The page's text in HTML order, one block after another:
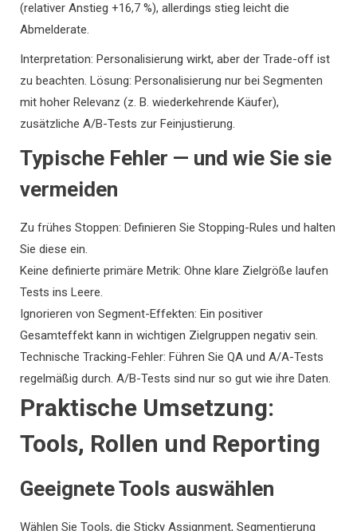
(relativer Anstieg +16,7 %), allerdings stieg leicht die
Abmelderate.
Interpretation: Personalisierung wirkt, aber der Trade-off ist
zu beachten. Lösung: Personalisierung nur bei Segmenten
mit hoher Relevanz (z. B. wiederkehrende Käufer),
zusätzliche A/B-Tests zur Feinjustierung.
Typische Fehler — und wie Sie sie
vermeiden
Zu frühes Stoppen: Definieren Sie Stopping-Rules und halten
Sie diese ein.
Keine definierte primäre Metrik: Ohne klare Zielgröße laufen
Tests ins Leere.
Ignorieren von Segment-Effekten: Ein positiver
Gesamteffekt kann in wichtigen Zielgruppen negativ sein.
Technische Tracking-Fehler: Führen Sie QA und A/A-Tests
regelmäßig durch. A/B-Tests sind nur so gut wie ihre Daten.
Praktische Umsetzung:
Tools, Rollen und Reporting
Geeignete Tools auswählen
Wählen Sie Tools, die Sticky Assignment, Segmentierung